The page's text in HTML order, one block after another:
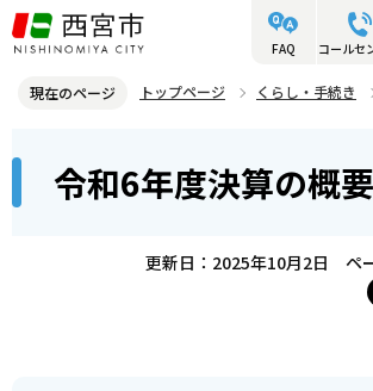
こ
の
ジ
先
FAQ コールセ
現在のページ トップページ くらし・手続き
水道・下水道に関する決算の概要
令和6年度決算
こ
令和6年度決算の概要
更新日：2025年10月2日
ペ